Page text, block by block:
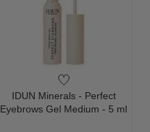
IDUN Minerals - Perfect
Eyebrows Gel Medium - 5 ml